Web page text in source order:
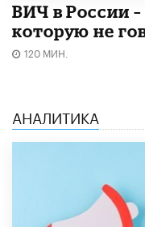
ВИЧ в России
которую не
120 МИН.
АНАЛИТИКА